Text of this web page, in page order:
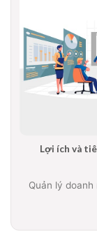
Lợi ích và
Quản lý